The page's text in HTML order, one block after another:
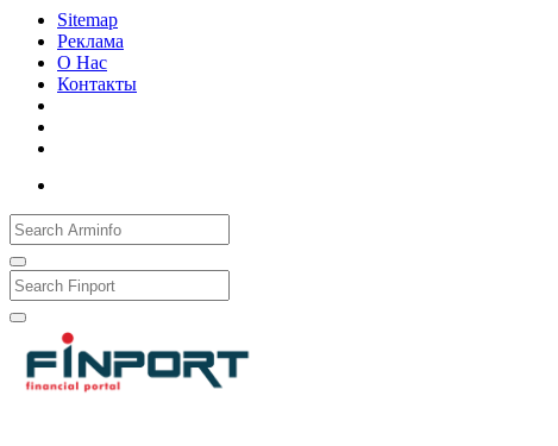
Sitemap
Реклама
О Нас
Контакты